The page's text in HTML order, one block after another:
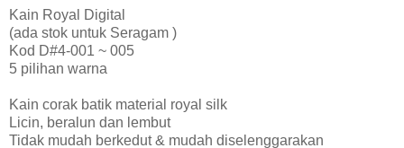
Kain Royal Digital
(ada stok untuk Seragam )
Kod D#4-001 ~ 005
5 pilihan warna
Kain corak batik material royal silk
Licin, beralun dan lembut
Tidak mudah berkedut & mudah diselenggarakan